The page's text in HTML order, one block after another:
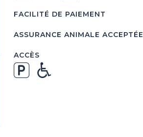
FACILITÉ DE PAIEMENT
ASSURANCE ANIMALE ACCEPTÉE
ACCÈS